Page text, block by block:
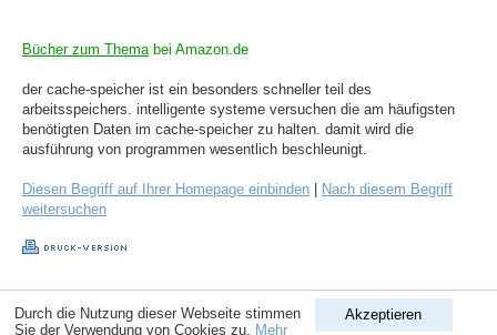
Bücher zum Themabei Amazon.de
der cache-speicher ist ein besonders schneller teil des
arbeitsspeichers. intelligente systeme versuchen die am häufigsten
benötigten Daten im cache-speicher zu halten. damit wird die
ausführung von programmen wesentlich beschleunigt.
Diesen Begriff auf Ihrer Homepage einbinden
Nach diesem Begriff
weitersuchen
Akzeptieren
Durch die Nutzung dieser Webseite stimmen
Sie der Verwendung von Cookies zu. Mehr
Copyright © 1998-2026ComputerLexikon.Com| All rights reserved.